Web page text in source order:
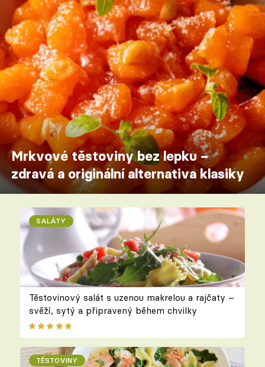
Mrkvové těstoviny bez lepku –
zdravá a originální alternativa klasiky
SALÁTY
Těstovinový salát s uzenou makrelou a rajčaty –
svěží, sytý a připravený během chvilky
TĚSTOVINY